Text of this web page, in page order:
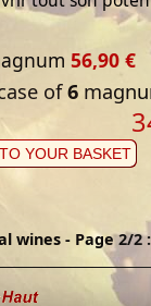
56,90 €
of6
YOUR BASKET
wines - Page 2/2 :